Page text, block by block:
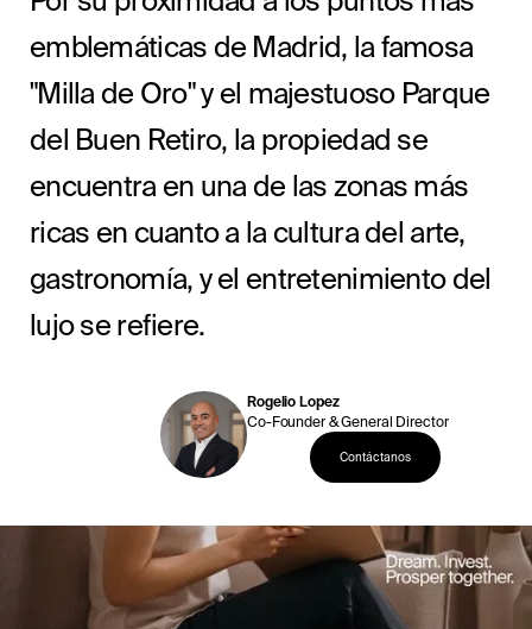
emblemáticas de Madrid, la famosa
"Milla de Oro" y el majestuoso Parque
del Buen Retiro, la propiedad se
encuentra en una de las zonas más
ricas en cuanto a la cultura del arte,
gastronomía, y el entretenimiento del
lujo se refiere.
Rogelio Lopez
Co-Founder & General Director
Contáctanos